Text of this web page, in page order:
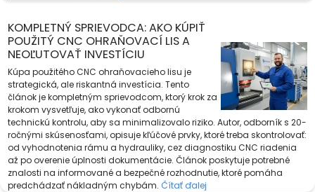
KOMPLETNÝ SPRIEVODCA: AKO KÚPIŤ
POUŽITÝ CNC OHRAŇOVACÍ LIS A
NEOĽUTOVAŤ INVESTÍCIU
Kúpa použitého CNC ohraňovacieho lisu je
strategická, ale riskantná investícia. Tento
článok je kompletným sprievodcom, ktorý krok za
krokom vysvetľuje, ako vykonať odbornú
technickú kontrolu, aby sa minimalizovalo riziko. Autor, odborník s 20-
ročnými skúsenosťami, opisuje kľúčové prvky, ktoré treba skontrolovať:
od vyhodnotenia rámu a hydrauliky, cez diagnostiku CNC riadenia
až po overenie úplnosti dokumentácie. Článok poskytuje potrebné
znalosti na informované a bezpečné rozhodnutie, ktoré pomáha
predchádzať nákladným chybám. Čítať ďalej